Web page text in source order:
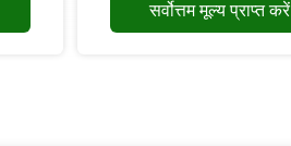
सर्वोत्तम मूल्य प्राप्त करें